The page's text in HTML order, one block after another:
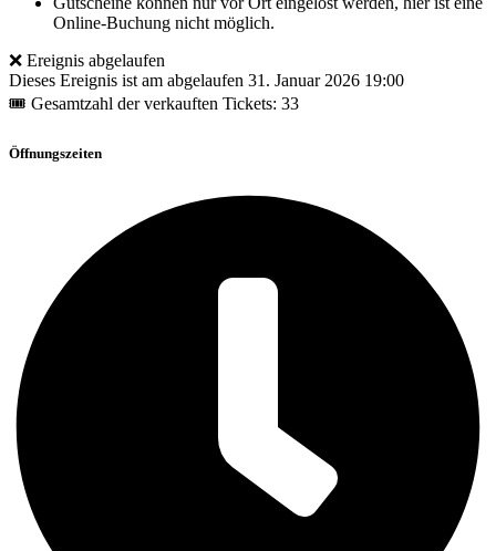
Online-Buchung nicht möglich.
❌ Ereignis abgelaufen
Dieses Ereignis ist am abgelaufen 31. Januar 2026 19:00
🎟 Gesamtzahl der verkauften Tickets: 33
Öffnungszeiten